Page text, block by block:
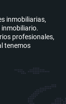
inmobiliarias,
inmobiliario.
profesionales,
tenemos